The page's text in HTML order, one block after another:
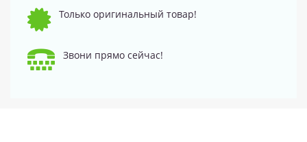
Только оригинальный товар!
Звони прямо сейчас!